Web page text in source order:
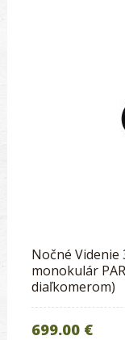
Nočné Videnie
monokulár
diaľkomerom)
699.00 €